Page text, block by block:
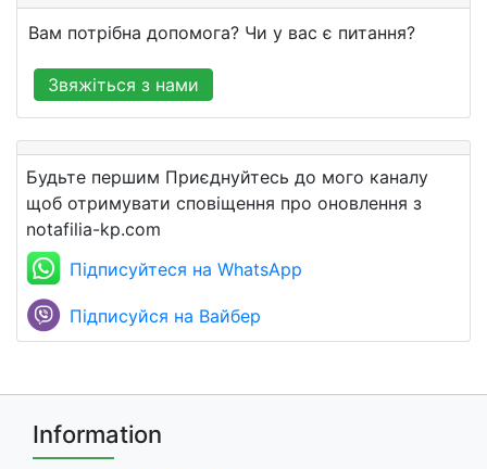
Вам потрібна допомога? Чи у вас є питання?
Звяжіться з нами
Будьте першим Приєднуйтесь до мого каналу
щоб отримувати сповіщення про оновлення з
notafilia-kp.com
Підписуйтеся на WhatsApp
Підписуйся на Вайбер
Information